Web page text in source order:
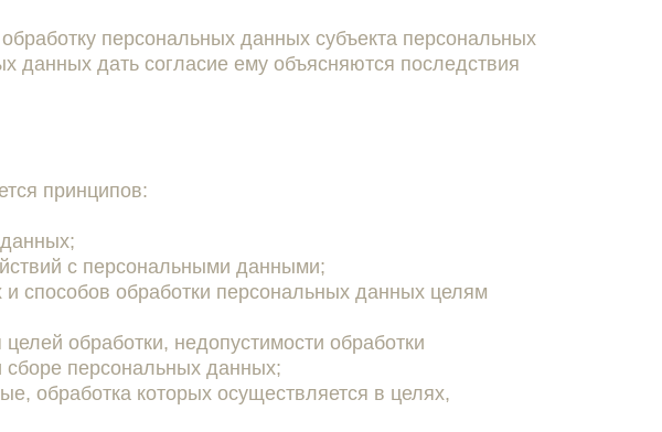
персональных данных субъекта персональных
данных дать согласие ему объясняются последствия
принципов:
с персональными данными;
способов обработки персональных данных целям
обработки, недопустимости обработки
персональных данных;
обработка которых осуществляется в целях,